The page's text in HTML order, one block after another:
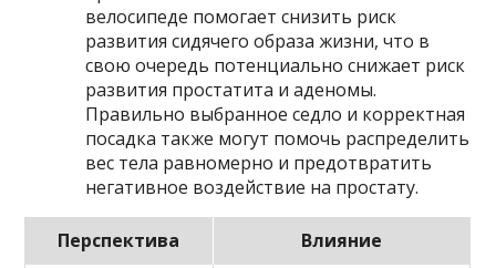
велосипеде помогает снизить риск
развития сидячего образа жизни, что в
свою очередь потенциально снижает риск
развития простатита и аденомы.
Правильно выбранное седло и корректная
посадка также могут помочь распределить
вес тела равномерно и предотвратить
негативное воздействие на простату.
Перспектива
Влияние